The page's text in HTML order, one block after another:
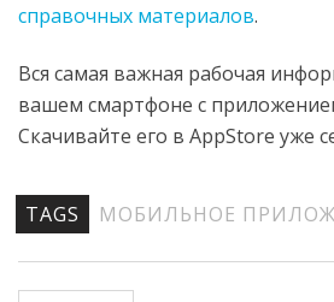
справочных материалов.
Вся самая важная рабочая
вашем смартфоне с
Скачивайте его в AppStore уже
TAGS МОБИЛЬНОЕ